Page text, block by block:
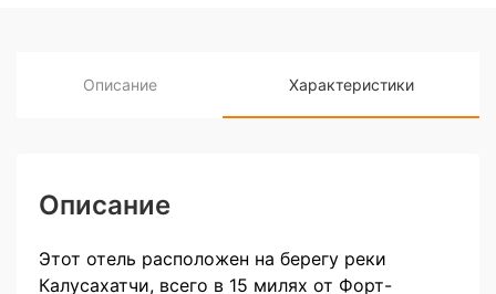
Описание Характеристики
Описание
Этот отель расположен на берегу реки
Калусахатчи, всего в 15 милях от Форт-